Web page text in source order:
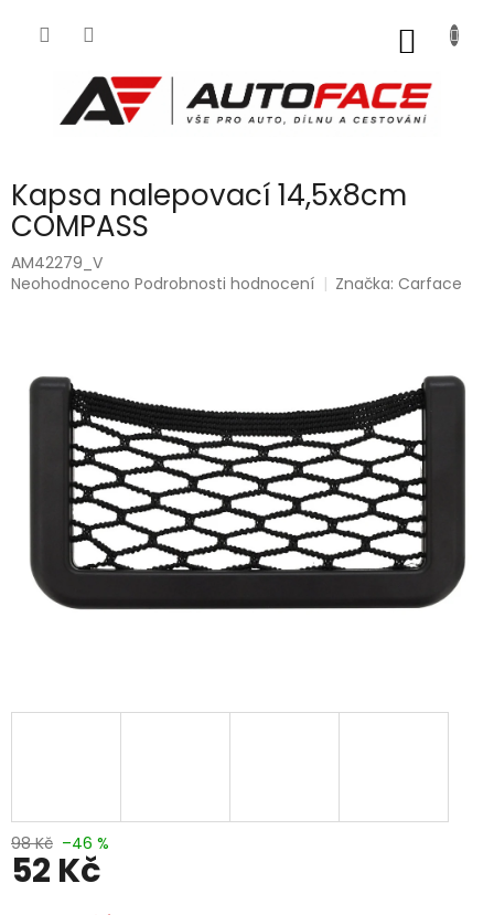
Kapsa nalepovací 14,5x8cm
COMPASS
AM42279_V
Průměrné
hvězdiček.
Neohodnoceno Podrobnosti hodnocení Značka:Carface
98 Kč –46 %
52 Kč